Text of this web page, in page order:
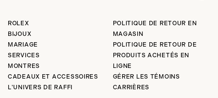
ROLEX
BIJOUX
MARIAGE
SERVICES
MONTRES
CADEAUX ET ACCESSOIRES
L'UNIVERS DE RAFFI
POLITIQUE DE RETOUR EN
MAGASIN
POLITIQUE DE RETOUR DE
PRODUITS ACHETÉS EN
LIGNE
GÉRER LES TÉMOINS
CARRIÈRES